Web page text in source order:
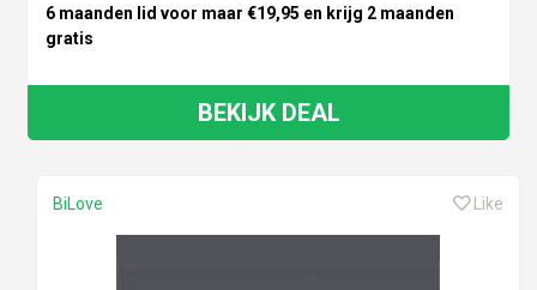
6 maanden lid voor maar €19,95 en krijg 2 maanden
gratis
BEKIJK DEAL
BiLove Like